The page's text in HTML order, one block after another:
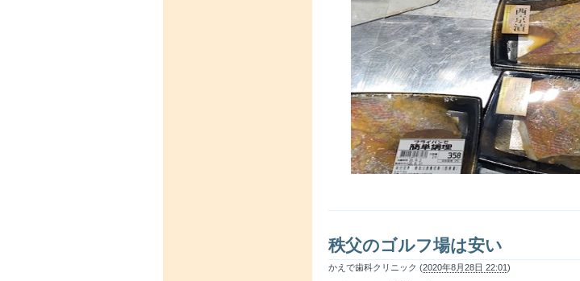
秩父のゴルフ場は安い
かえで歯科クリニック (2020年8月28日 22:01)